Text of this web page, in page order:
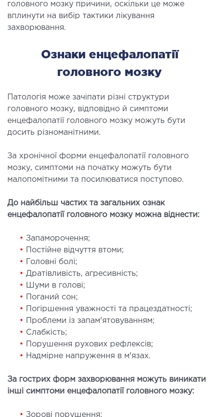
І ЖОВЧНИХ ПРОТОК
хвороб печінки
ХІРУРГІЯ
операції під контролем УЗД
ХІРУРГІЯ
хірургія в клініці
стаціонар
стаціонар
транспортування у Києві та області
хворих)
допомога в Києві
судин
(ЕКГ)
діагностика
головного мозку причини, оскільки це може
вплинути на вибір тактики лікування
захворювання.
Ознаки енцефалопатії
головного мозку
Патологія може зачіпати різні структури
головного мозку, відповідно й симптоми
енцефалопатії головного мозку можуть бути
досить різноманітними.
За хронічної форми енцефалопатії головного
мозку, симптоми на початку можуть бути
малопомітними та посилюватися поступово.
До найбільш частих та загальних ознак
енцефалопатії головного мозку можна віднести:
• Запаморочення;
•
Постійне відчуття втоми;
•
Головні болі;
• Дратівливість, агресивність;
• Шуми в голові;
•
Поганий сон;
•
Погіршення уважності та працездатності;
•
Проблеми із запам'ятовуванням;
• Слабкість;
•
Порушення рухових рефлексів;
• Надмірне напруження в м'язах.
За гострих форм захворювання можуть виникати
інші симптоми енцефалопатії головного мозку:
• Зорові порушення;